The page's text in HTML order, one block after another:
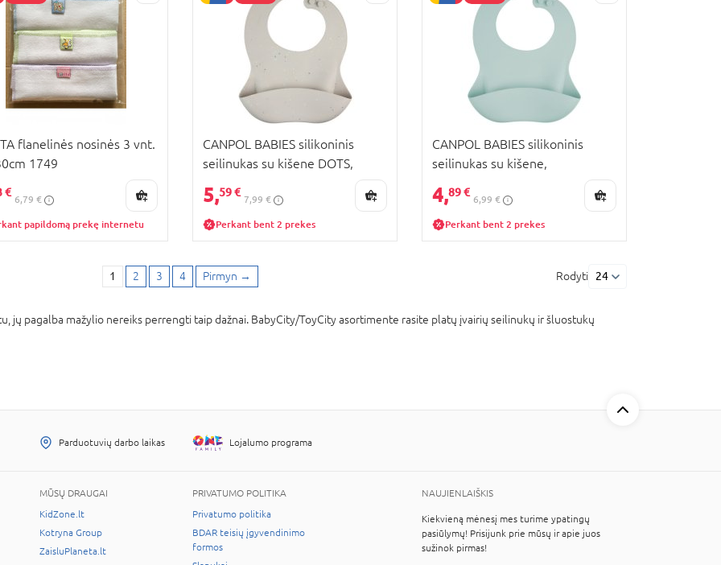
flanelinės nosinės 3 vnt.
1749
€
6,79 €
papildomą prekę internetu
CANPOL BABIES silikoninis
seilinukas su kišene DOTS,
5,59 €
7,99 €
Perkant bent 2 prekes
CANPOL BABIES silikoninis
seilinukas su kišene,
4,89 €
6,99 €
Perkant bent 2 prekes
1 2 3 4 Pirmyn → Rodyti 24
jų pagalba mažylio nereiks perrengti taip dažnai. BabyCity/ToyCity asortimente rasite platų įvairių seilinukų ir šluostukų
Parduotuvių darbo laikas Lojalumo programa
MŪSŲ DRAUGAI
KidZone.lt
Kotryna Group
ZaisluPlaneta.lt
PRIVATUMO POLITIKA
Privatumo politika
BDAR teisių įgyvendinimo
formos
NAUJIENLAIŠKIS
Kiekvieną mėnesį mes turime ypatingų
pasiūlymų! Prisijunk prie mūsų ir apie juos
sužinok pirmas!